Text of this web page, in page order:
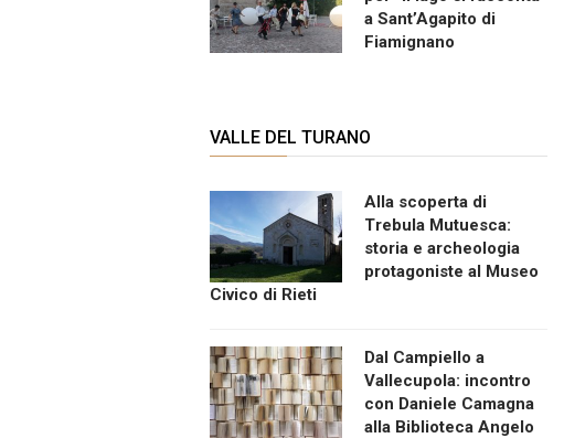
a Sant’Agapito di
Fiamignano
VALLE DEL TURANO
Alla scoperta di
Trebula Mutuesca:
storia e archeologia
protagoniste al Museo
Civico di Rieti
Dal Campiello a
Vallecupola: incontro
con Daniele Camagna
alla Biblioteca Angelo